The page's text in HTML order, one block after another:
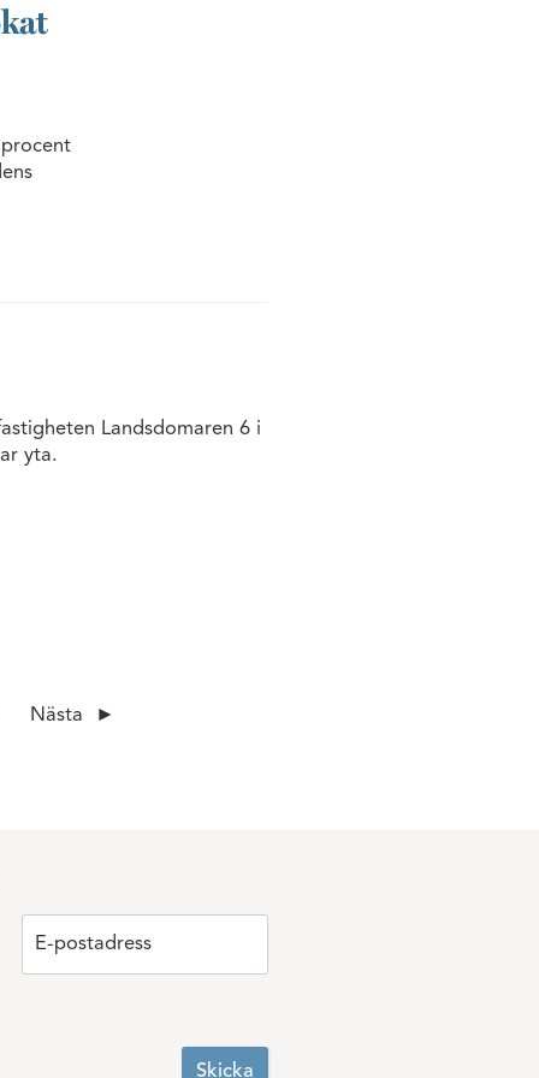
Landsdomaren 6 i
yta.
Nästa
E-postadress
Skicka